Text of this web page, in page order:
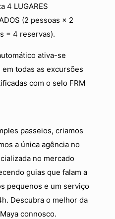
4 LUGARES
(2 pessoas × 2
= 4 reservas).
ativa-se
todas as excursões
com o selo FRM
passeios, criamos
a única agência no
no mercado
guias que falam a
pequenos e um serviço
Descubra o melhor da
connosco.